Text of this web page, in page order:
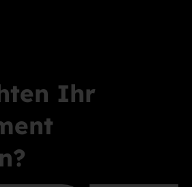
Ihr